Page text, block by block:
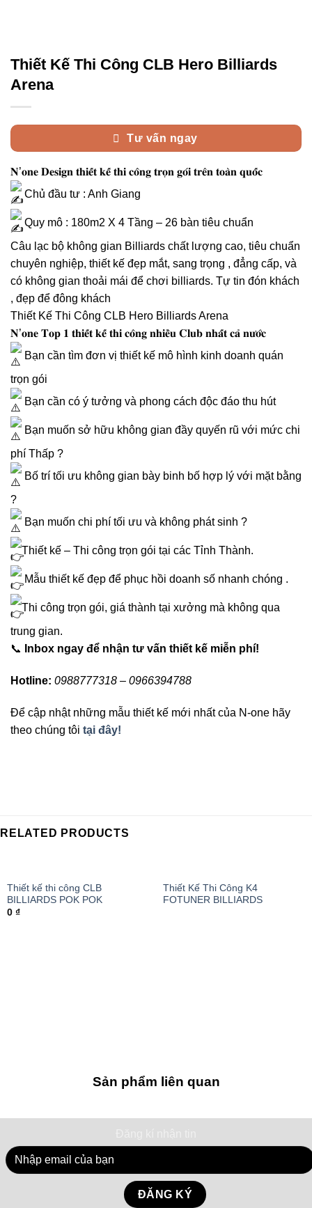
Thiết Kế Thi Công CLB Hero Billiards
Arena
Tư vấn ngay
𝐍’𝐨𝐧𝐞 𝐃𝐞𝐬𝐢𝐠𝐧 𝐭𝐡𝐢𝐞̂́𝐭 𝐤𝐞̂́ 𝐭𝐡𝐢 𝐜𝐨̂𝐧𝐠 𝐭𝐫𝐨̣𝐧 𝐠𝐨́𝐢 𝐭𝐫𝐞̂𝐧 𝐭𝐨𝐚̀𝐧 𝐪𝐮𝐨̂́𝐜
Chủ đầu tư : Anh Giang
Quy mô : 180m2 X 4 Tầng – 26 bàn tiêu chuẩn
Câu lạc bộ không gian Billiards chất lượng cao, tiêu chuẩn
chuyên nghiệp, thiết kế đẹp mắt, sang trọng , đẳng cấp, và
có không gian thoải mái để chơi billiards. Tự tin đón khách
, đẹp để đông khách
Thiết Kế Thi Công CLB Hero Billiards Arena
𝐍’𝐨𝐧𝐞 𝐓𝐨𝐩 𝟏 𝐭𝐡𝐢𝐞̂́𝐭 𝐤𝐞̂́ 𝐭𝐡𝐢 𝐜𝐨̂𝐧𝐠 𝐧𝐡𝐢𝐞̂̀𝐮 𝐂𝐥𝐮𝐛 𝐧𝐡𝐚̂́𝐭 𝐜𝐚̉ 𝐧𝐮̛𝐨̛́𝐜
Bạn cần tìm đơn vị thiết kế mô hình kinh doanh quán
trọn gói
Bạn cần có ý tưởng và phong cách độc đáo thu hút
Bạn muốn sở hữu không gian đầy quyến rũ với mức chi
phí Thấp ?
Bố trí tối ưu không gian bày binh bố hợp lý với mặt bằng
?
Bạn muốn chi phí tối ưu và không phát sinh ?
Thiết kế – Thi công trọn gói tại các Tỉnh Thành.
Mẫu thiết kế đẹp để phục hồi doanh số nhanh chóng .
Thi công trọn gói, giá thành tại xưởng mà không qua
trung gian.
📞
Inbox ngay để nhận tư vấn thiết kế miễn phí!
Hotline: 0988777318 – 0966394788
Để cập nhật những mẫu thiết kế mới nhất của N-one hãy
theo chúng tôi tại đây!
RELATED PRODUCTS
Thiết kế thi công CLB
BILLIARDS POK POK
0 ₫
Thiết Kế Thi Công K4
FOTUNER BILLIARDS
Sản phẩm liên quan